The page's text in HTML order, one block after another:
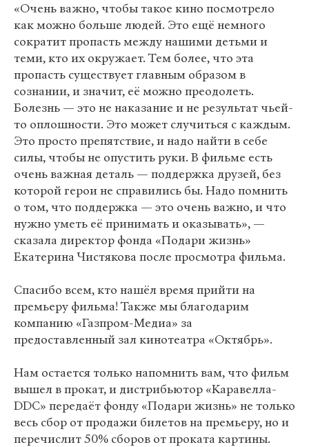
«Очень важно, чтобы такое кино посмотрело
как можно больше людей. Это ещё немного
сократит пропасть между нашими детьми и
теми, кто их окружает. Тем более, что эта
пропасть существует главным образом в
сознании, и значит, её можно преодолеть.
Болезнь — это не наказание и не результат чьей-
то оплошности. Это может случиться с каждым.
Это просто препятствие, и надо найти в себе
силы, чтобы не опустить руки. В фильме есть
очень важная деталь — поддержка друзей, без
которой герои не справились бы. Надо помнить
о том, что поддержка — это очень важно, и что
нужно уметь её принимать и оказывать», —
сказала директор фонда «Подари жизнь»
Екатерина Чистякова после просмотра фильма.
Спасибо всем, кто нашёл время прийти на
премьеру фильма! Также мы благодарим
компанию «Газпром-Медиа» за
предоставленный зал кинотеатра «Октябрь».
Нам остается только напомнить вам, что фильм
вышел в прокат, и дистрибьютор «Каравелла-
DDC» передаёт фонду «Подари жизнь» не только
весь сбор от продажи билетов на премьеру, но и
перечислит 50% сборов от проката картины.